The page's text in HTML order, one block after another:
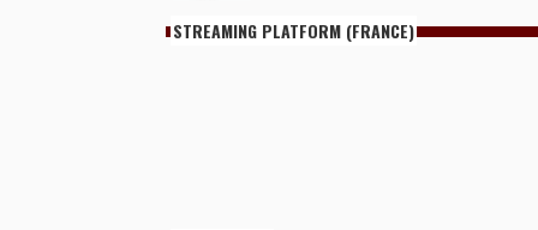
STREAMING PLATFORM (FRANCE)